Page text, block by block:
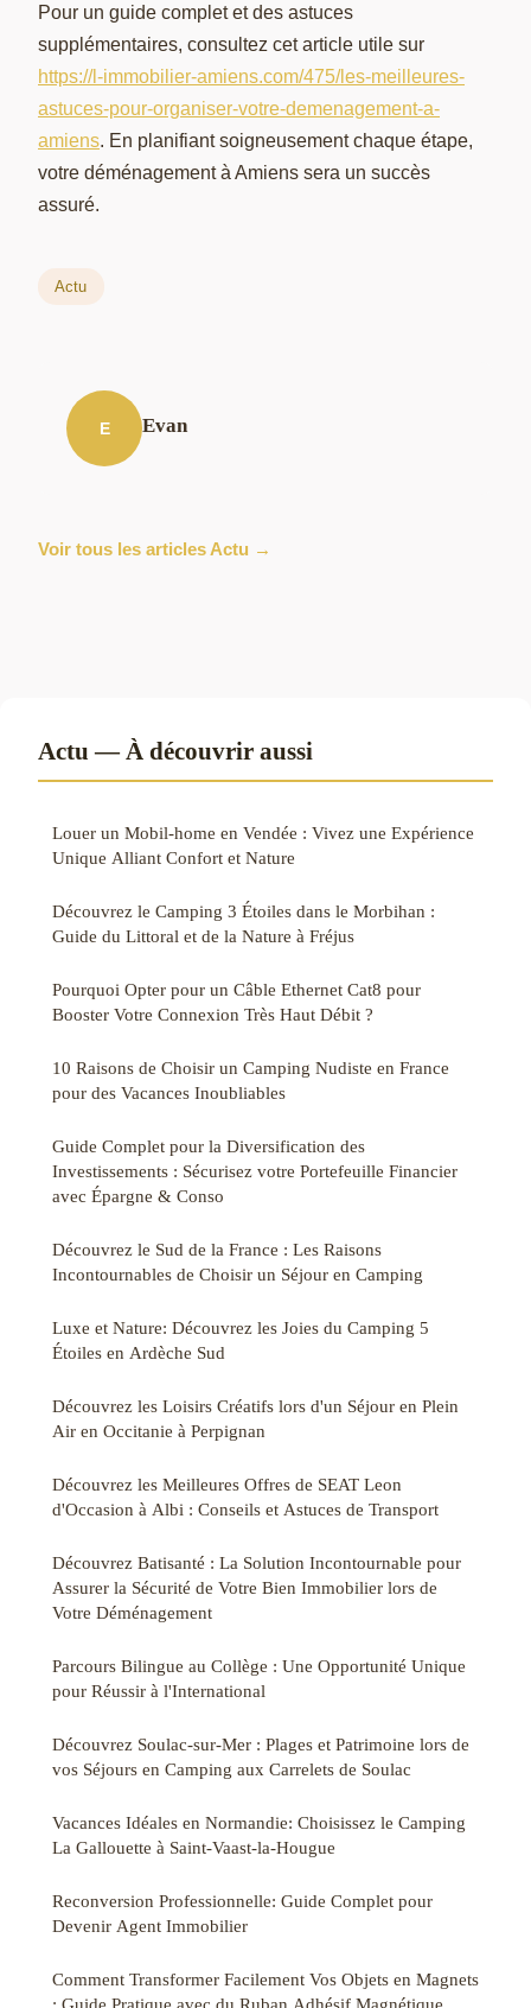
Pour un guide complet et des astuces
supplémentaires, consultez cet article utile sur
https://l-immobilier-amiens.com/475/les-meilleures-
astuces-pour-organiser-votre-demenagement-a-
amiens. En planifiant soigneusement chaque étape,
votre déménagement à Amiens sera un succès
assuré.
Actu
E Evan
Voir tous les articles Actu →
Actu — À découvrir aussi
Louer un Mobil-home en Vendée : Vivez une Expérience
Unique Alliant Confort et Nature
Découvrez le Camping 3 Étoiles dans le Morbihan :
Guide du Littoral et de la Nature à Fréjus
Pourquoi Opter pour un Câble Ethernet Cat8 pour
Booster Votre Connexion Très Haut Débit ?
10 Raisons de Choisir un Camping Nudiste en France
pour des Vacances Inoubliables
Guide Complet pour la Diversification des
Investissements : Sécurisez votre Portefeuille Financier
avec Épargne & Conso
Découvrez le Sud de la France : Les Raisons
Incontournables de Choisir un Séjour en Camping
Luxe et Nature: Découvrez les Joies du Camping 5
Étoiles en Ardèche Sud
Découvrez les Loisirs Créatifs lors d'un Séjour en Plein
Air en Occitanie à Perpignan
Découvrez les Meilleures Offres de SEAT Leon
d'Occasion à Albi : Conseils et Astuces de Transport
Découvrez Batisanté : La Solution Incontournable pour
Assurer la Sécurité de Votre Bien Immobilier lors de
Votre Déménagement
Parcours Bilingue au Collège : Une Opportunité Unique
pour Réussir à l'International
Découvrez Soulac-sur-Mer : Plages et Patrimoine lors de
vos Séjours en Camping aux Carrelets de Soulac
Vacances Idéales en Normandie: Choisissez le Camping
La Gallouette à Saint-Vaast-la-Hougue
Reconversion Professionnelle: Guide Complet pour
Devenir Agent Immobilier
Comment Transformer Facilement Vos Objets en Magnets